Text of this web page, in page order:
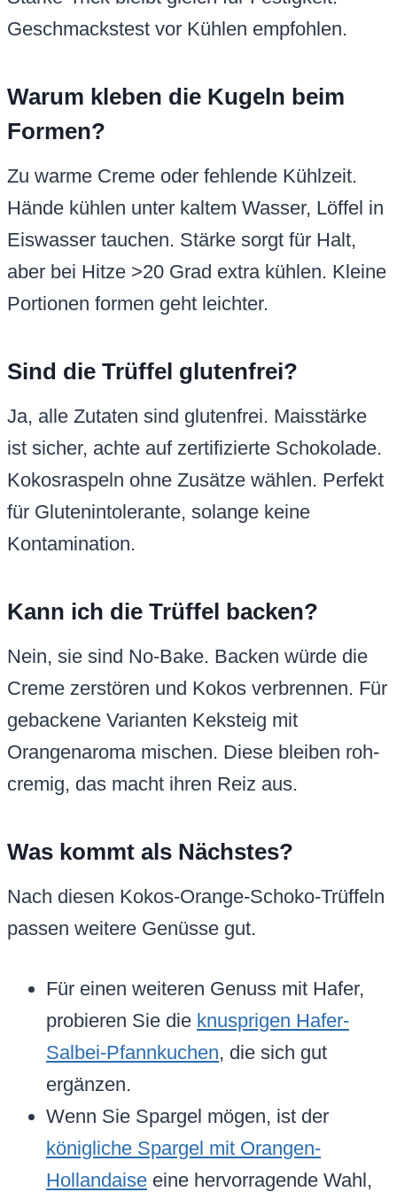
Geschmackstest vor Kühlen empfohlen.
Warum kleben die Kugeln beim
Formen?
Zu warme Creme oder fehlende Kühlzeit.
Hände kühlen unter kaltem Wasser, Löffel in
Eiswasser tauchen. Stärke sorgt für Halt,
aber bei Hitze >20 Grad extra kühlen. Kleine
Portionen formen geht leichter.
Sind die Trüffel glutenfrei?
Ja, alle Zutaten sind glutenfrei. Maisstärke
ist sicher, achte auf zertifizierte Schokolade.
Kokosraspeln ohne Zusätze wählen. Perfekt
für Glutenintolerante, solange keine
Kontamination.
Kann ich die Trüffel backen?
Nein, sie sind No-Bake. Backen würde die
Creme zerstören und Kokos verbrennen. Für
gebackene Varianten Keksteig mit
Orangenaroma mischen. Diese bleiben roh-
cremig, das macht ihren Reiz aus.
Was kommt als Nächstes?
Nach diesen Kokos-Orange-Schoko-Trüffeln
passen weitere Genüsse gut.
Für einen weiteren Genuss mit Hafer,
probieren Sie die knusprigen Hafer-
Salbei-Pfannkuchen, die sich gut
ergänzen.
Wenn Sie Spargel mögen, ist der
königliche Spargel mit Orangen-
Hollandaise eine hervorragende Wahl,